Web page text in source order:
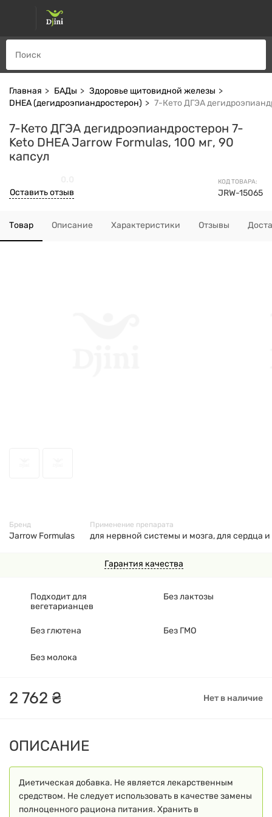
Главная БАДы
Здоровье щитовидной железы
DHEA (дегидроэпиандростерон)
7-Кето ДГЭА
7-Кето ДГЭА дегидроэпиандростерон 7-
Keto DHEA Jarrow Formulas, 100 мг, 90
капсул
КОД ТОВАРА:
JRW-15065
Оставить отзыв
Товар Описание Характеристики Отзывы
Гарантия качества
2 762 ₴ Нет в наличие
Подходит для
вегетарианцев
Без лактозы
Без глютена Без ГМО
Без молока
Бренд
Jarrow Formulas
Применение препарата
для нервной системы и мозга, для сердца
ОПИСАНИЕ
Диетическая добавка. Не является лекарственным
средством. Не следует использовать в качестве замены
полноценного рациона питания. Хранить в